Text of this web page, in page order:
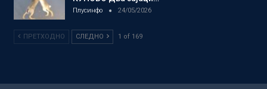
Плусинфо 24/05/2026
ПРЕТХОДНО СЛЕДНО 1 of 169